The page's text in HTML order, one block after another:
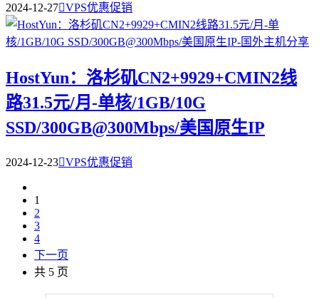
2024-12-27VPS优惠促销
HostYun：洛杉矶CN2+9929+CMIN2线
路31.5元/月-单核/1GB/10G
SSD/300GB@300Mbps/美国原生IP
2024-12-23VPS优惠促销
1
2
3
4
下一页
共 5 页